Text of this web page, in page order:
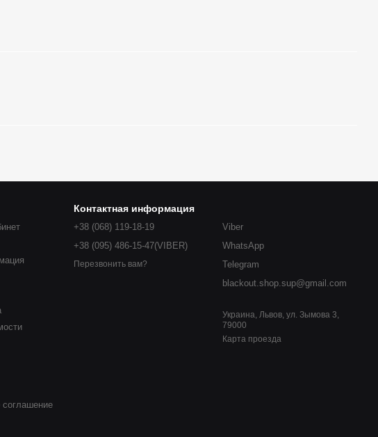
соглашение
Контактная информация
+38 (068) 119-18-19
+38 (095) 486-15-47(VIBER)
Перезвонить вам?
Viber
WhatsApp
Telegram
blackout.shop.sup@gmail.com
Украина, Львов, ул. Зымова 3,
79000
Карта проезда